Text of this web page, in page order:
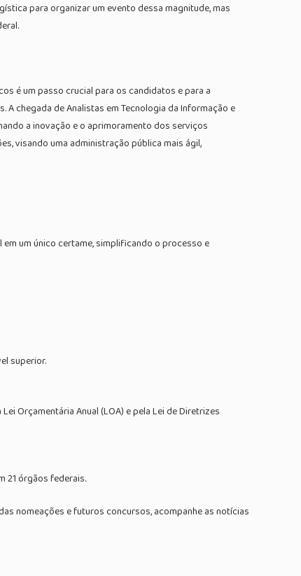
para organizar um evento dessa magnitude, mas
é um passo crucial para os candidatos e para a
chegada de Analistas em Tecnologia da Informação e
a inovação e o aprimoramento dos serviços
visando uma administração pública mais ágil,
um único certame, simplificando o processo e
superior.
Orçamentária Anual (LOA) e pela Lei de Diretrizes
21 órgãos federais.
nomeações e futuros concursos, acompanhe as notícias